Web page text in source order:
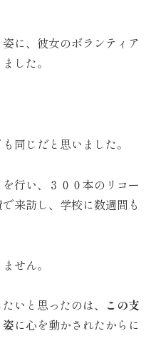
に、彼女のボランティア
した。
同じだと思いました。
行い、３００本のリコー
来訪し、学校に数週間も
せん。
いと思ったのは、 この支
に心を動かされたからに